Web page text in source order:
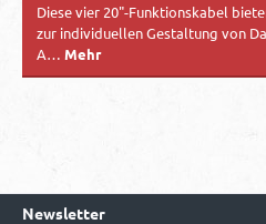
Diese vier 20"-Funktionskabel
zur individuellen Gestaltung von
A… Mehr
Newsletter